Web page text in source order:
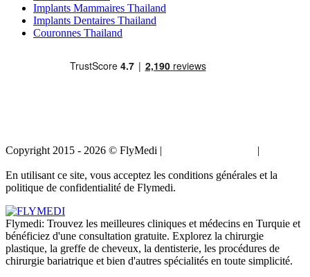
Implants Mammaires Thailand
Implants Dentaires Thailand
Couronnes Thailand
Copyright 2015 - 2026 © FlyMedi | |
En utilisant ce site, vous acceptez les conditions générales et la
politique de confidentialité de Flymedi.
Flymedi: Trouvez les meilleures cliniques et médecins en Turquie et
bénéficiez d'une consultation gratuite. Explorez la chirurgie
plastique, la greffe de cheveux, la dentisterie, les procédures de
chirurgie bariatrique et bien d'autres spécialités en toute simplicité.